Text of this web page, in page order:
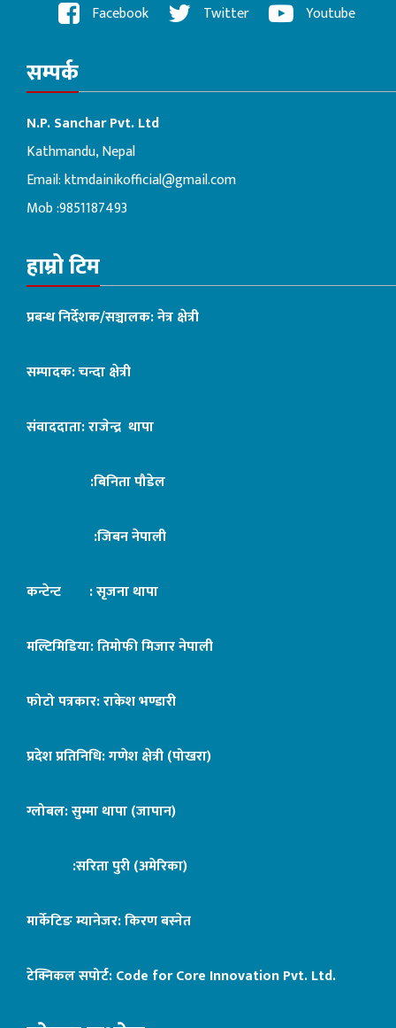
Facebook Twitter Youtube
सम्पर्क
N.P. Sanchar Pvt. Ltd
Kathmandu, Nepal
Email:ktmdainikofficial@gmail.com
Mob :9851187493
हाम्रो टिम
प्रबन्ध निर्देशक/सञ्चालक: नेत्र क्षेत्री
सम्पादक: चन्दा क्षेत्री
संवाददाता: राजेन्द्र थापा
:बिनिता पौडेल
:जिबन नेपाली
कन्टेन्ट : सृजना थापा
मल्टिमिडिया: तिमोफी मिजार नेपाली
फोटो पत्रकार: राकेश भण्डारी
प्रदेश प्रतिनिधि: गणेश क्षेत्री (पोखरा)
ग्लोबल: सुम्मा थापा (जापान)
:सरिता पुरी (अमेरिका)
मार्केटिङ म्यानेजर: किरण बस्नेत
टेक्निकल सपोर्ट:Code for Core Innovation Pvt. Ltd.